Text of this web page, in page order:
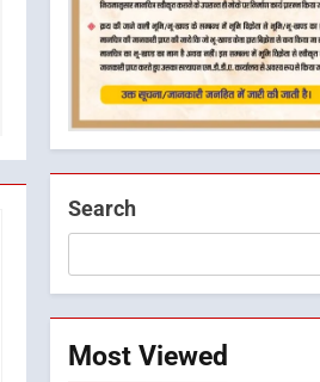
Search
Most Viewed